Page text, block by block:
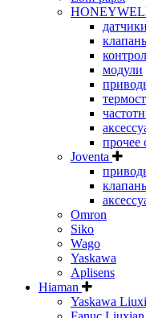
модули
прочее
Joventa
Omron
Siko
Wago
Yaskawa
Aplisens
Hiaman
Yaskawa